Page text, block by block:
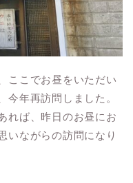
ここでお昼をいただい
今年再訪問しました。
れば、昨日のお昼にお
いながらの訪問になり